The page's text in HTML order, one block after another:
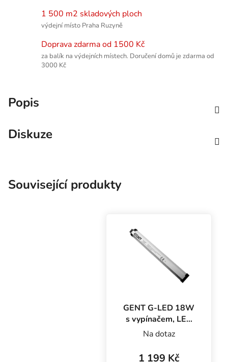
1 500 m2 skladových ploch
výdejní místo Praha Ruzyně
Doprava zdarma od 1500 Kč
za balík na výdejních místech. Doručení domů je zdarma od
3000 Kč
Popis
Diskuze
Související produkty
GENT G-LED 18W
s vypínačem, LED
svítidlo na růst
Na dotaz
1 199 Kč